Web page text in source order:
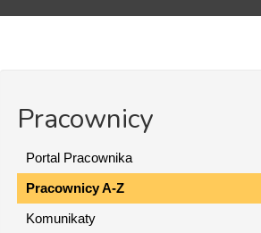
Pracownicy
Portal Pracownika
Pracownicy A-Z
Komunikaty